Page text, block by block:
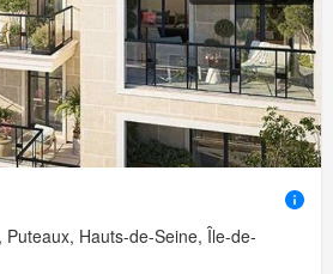
Puteaux, Hauts-de-Seine, Île-de-